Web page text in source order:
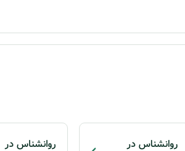
روانشناس در روانشناس در